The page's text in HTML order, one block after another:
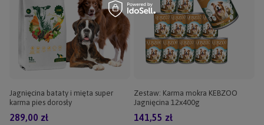
Jagnięcina bataty i mięta super
karma pies dorosły
289,00 zł
Zestaw: Karma mokra KEBZOO
Jagnięcina 12x400g
141,55 zł